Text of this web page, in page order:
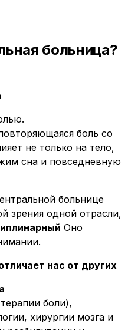
больница?
боль со
не только на тело,
сна и повседневную
больнице
зрения одной отрасли,
Оно
нас от других
боли),
хирургии мозга и